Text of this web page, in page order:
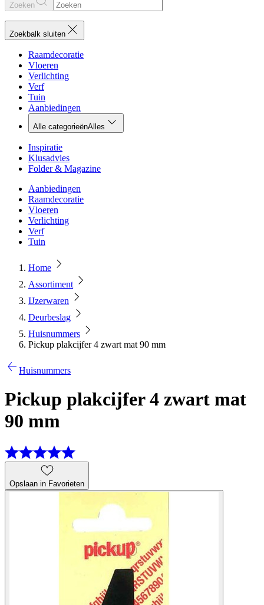
Zoeken
Zoekbalk sluiten
Raamdecoratie
Vloeren
Verlichting
Verf
Tuin
Aanbiedingen
Alle categorieënAlles
Inspiratie
Klusadvies
Folder & Magazine
Aanbiedingen
Raamdecoratie
Vloeren
Verlichting
Verf
Tuin
Home
Assortiment
IJzerwaren
Deurbeslag
Huisnummers
Pickup plakcijfer 4 zwart mat 90 mm
Huisnummers
Pickup plakcijfer 4 zwart mat
90 mm
Opslaan in Favorieten